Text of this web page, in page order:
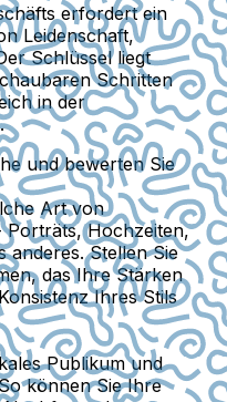
erfordert ein
Leidenschaft,
Schlüssel liegt
Schritten
in der
und bewerten Sie
Art von
Porträts, Hochzeiten,
anderes. Stellen Sie
das Ihre Stärken
Ihres Stils
Publikum und
können Sie Ihre